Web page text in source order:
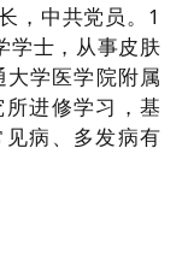
，中共党员。1
学士，从事皮肤
学医学院附属
进修学习，基
病、多发病有